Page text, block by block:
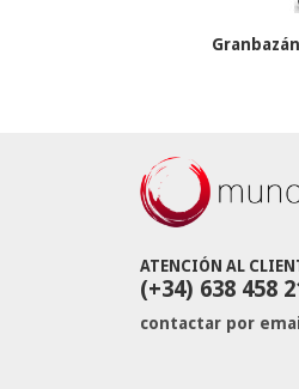
ATENCIÓN AL
(+34) 638 458
contactar por